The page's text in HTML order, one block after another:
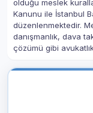
olduğu meslek
Kanunu ile İstanbul
düzenlenmektedir.
danışmanlık, dava
çözümü gibi